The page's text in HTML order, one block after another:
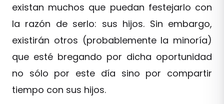
existan muchos que puedan festejarlo con
la razón de serlo: sus hijos. Sin embargo,
existirán otros (probablemente la minoría)
que esté bregando por dicha oportunidad
no sólo por este día sino por compartir
tiempo con sus hijos.